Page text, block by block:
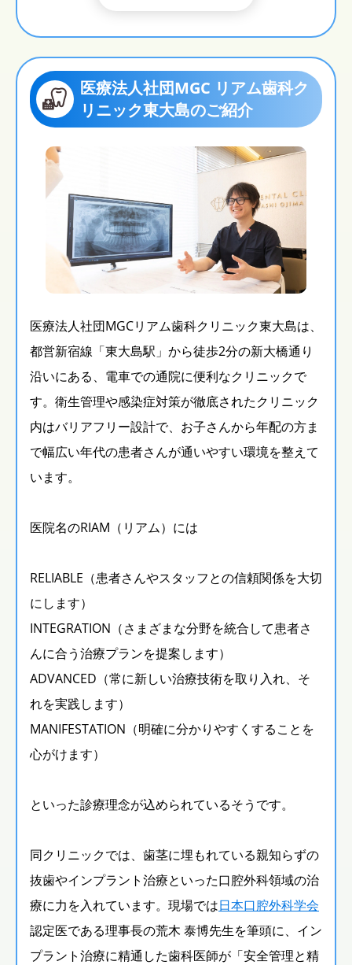
医療法人社団MGC リアム歯科ク
リニック東大島のご紹介
医療法人社団MGCリアム歯科クリニック東大島は、
都営新宿線「東大島駅」から徒歩2分の新大橋通り
沿いにある、電車での通院に便利なクリニックで
す。衛生管理や感染症対策が徹底されたクリニック
内はバリアフリー設計で、お子さんから年配の方ま
で幅広い年代の患者さんが通いやすい環境を整えて
います。
医院名のRIAM（リアム）には
RELIABLE（患者さんやスタッフとの信頼関係を大切
にします）
INTEGRATION（さまざまな分野を統合して患者さ
んに合う治療プランを提案します）
ADVANCED（常に新しい治療技術を取り入れ、そ
れを実践します）
MANIFESTATION（明確に分かりやすくすることを
⼼がけます）
といった診療理念が込められているそうです。
同クリニックでは、歯茎に埋もれている親知らずの
抜歯やインプラント治療といった口腔外科領域の治
療に力を入れています。現場では日本口腔外科学会
認定医である理事長の荒木 泰博先生を筆頭に、イン
プラント治療に精通した歯科医師が「安全管理と精